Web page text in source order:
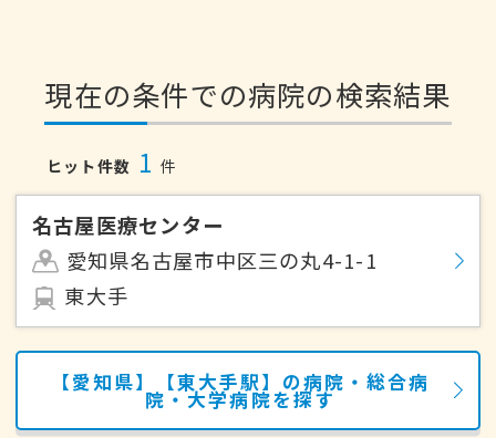
現在の条件での病院の検索結果
ヒット件数 1 件
名古屋医療センター
愛知県名古屋市中区三の丸4-1-1
東大手
【愛知県】【東大手駅】の病院・総合病
院・大学病院を探す